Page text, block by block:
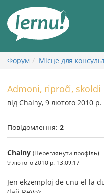
змісту
Форум Місце для
Admoni, riproĉi, skoldi
від Chainy, 9 лютого 2010 р.
Повідомлення: 2
Chainy (Переглянути профіль)
9 лютого 2010 р. 13:09:17
Jen ekzemploj de unu el la